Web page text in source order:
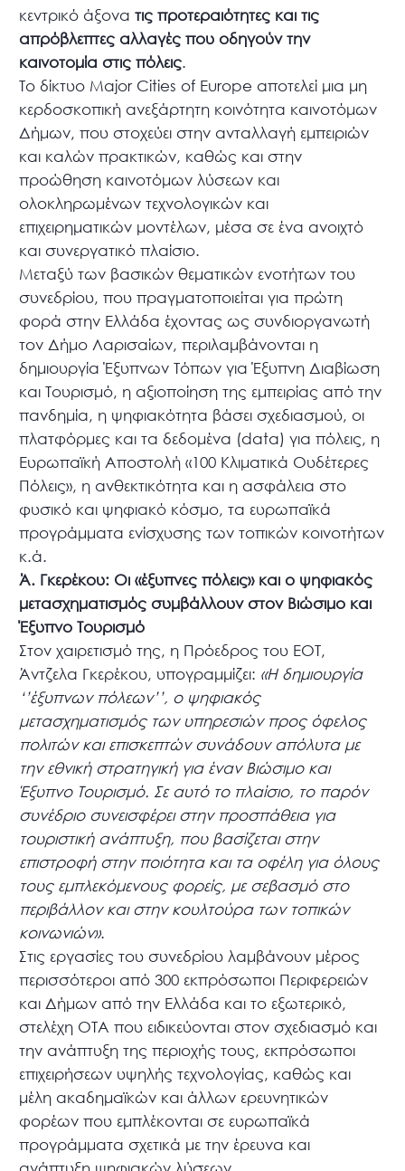
κεντρικό άξονατις προτεραιότητες και τις
απρόβλεπτες αλλαγές που οδηγούν την
καινοτομία στις πόλεις.
Το δίκτυο Major Cities of Europe αποτελεί μια μη
κερδοσκοπική ανεξάρτητη κοινότητα καινοτόμων
Δήμων, που στοχεύει στην ανταλλαγή εμπειριών
και καλών πρακτικών, καθώς και στην
προώθηση καινοτόμων λύσεων και
ολοκληρωμένων τεχνολογικών και
επιχειρηματικών μοντέλων, μέσα σε ένα ανοιχτό
και συνεργατικό πλαίσιο.
Μεταξύ των βασικών θεματικών ενοτήτων του
συνεδρίου, που πραγματοποιείται για πρώτη
φορά στην Ελλάδα έχοντας ως συνδιοργανωτή
τον Δήμο Λαρισαίων, περιλαμβάνονται η
δημιουργία Έξυπνων Τόπων για Έξυπνη Διαβίωση
και Τουρισμό, η αξιοποίηση της εμπειρίας από την
πανδημία, η ψηφιακότητα βάσει σχεδιασμού, οι
πλατφόρμες και τα δεδομένα (data) για πόλεις, η
Ευρωπαϊκή Αποστολή «100 Κλιματικά Ουδέτερες
Πόλεις», η ανθεκτικότητα και η ασφάλεια στο
φυσικό και ψηφιακό κόσμο, τα ευρωπαϊκά
προγράμματα ενίσχυσης των τοπικών κοινοτήτων
κ.ά.
Ά. Γκερέκου: Οι «έξυπνες πόλεις» και ο ψηφιακός
μετασχηματισμός συμβάλλουν στον Βιώσιμο και
Έξυπνο Τουρισμό
Στον χαιρετισμό της, η Πρόεδρος του ΕΟΤ,
Άντζελα Γκερέκου, υπογραμμίζει: «Η δημιουργία
‘’έξυπνων πόλεων’’, ο ψηφιακός
μετασχηματισμός των υπηρεσιών προς όφελος
πολιτών και επισκεπτών συνάδουν απόλυτα με
την εθνική στρατηγική για έναν Βιώσιμο και
Έξυπνο Τουρισμό. Σε αυτό το πλαίσιο, το παρόν
συνέδριο συνεισφέρει στην προσπάθεια για
τουριστική ανάπτυξη, που βασίζεται στην
επιστροφή στην ποιότητα και τα οφέλη για όλους
τους εμπλεκόμενους φορείς, με σεβασμό στο
περιβάλλον και στην κουλτούρα των τοπικών
κοινωνιών».
Στις εργασίες του συνεδρίου λαμβάνουν μέρος
περισσότεροι από 300 εκπρόσωποι Περιφερειών
και Δήμων από την Ελλάδα και το εξωτερικό,
στελέχη ΟΤΑ που ειδικεύονται στον σχεδιασμό και
την ανάπτυξη της περιοχής τους, εκπρόσωποι
επιχειρήσεων υψηλής τεχνολογίας, καθώς και
μέλη ακαδημαϊκών και άλλων ερευνητικών
φορέων που εμπλέκονται σε ευρωπαϊκά
προγράμματα σχετικά με την έρευνα και